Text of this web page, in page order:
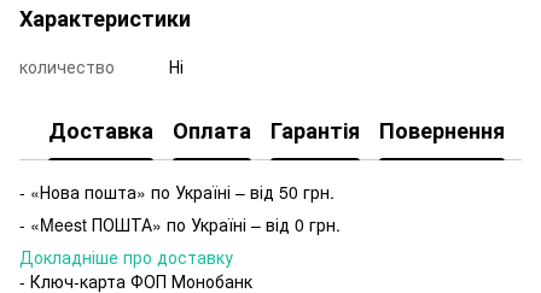
Характеристики
количество Ні
Доставка Оплата Гарантія Повернення
- «Нова пошта» по Україні – від 50 грн.
- «Meest ПОШТА» по Україні – від 0 грн.
Докладніше про доставку
- Ключ-карта ФОП Монобанк